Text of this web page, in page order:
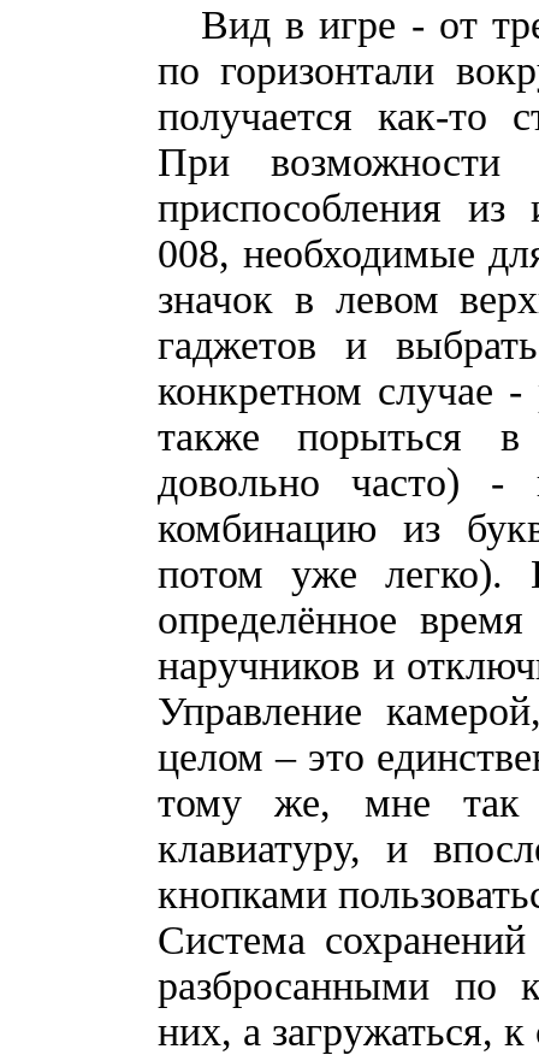
Вид в игре - от
по горизонтали
получается как-то
При возможности
приспособления из
008, необходимые
значок в левом
гаджетов и
конкретном случае
также порыться в
довольно часто) -
комбинацию из
потом уже легко).
определённое
наручников и
Управление
целом – это
тому же, мне так
клавиатуру, и
кнопками
Система
разбросанными по
них, а загружаться,